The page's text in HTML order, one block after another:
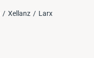
Xellanz Larx